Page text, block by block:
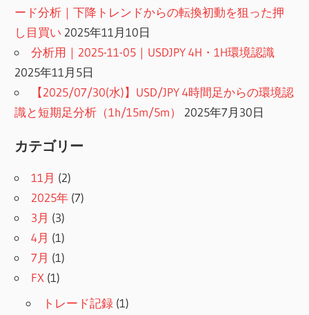
ード分析｜下降トレンドからの転換初動を狙った押
し目買い 2025年11月10日
分析用｜2025-11-05｜USDJPY 4H・1H環境認識
2025年11月5日
【2025/07/30(水)】USD/JPY 4時間足からの環境認
識と短期足分析（1h/15m/5m）
2025年7月30日
カテゴリー
11月 (2)
2025年 (7)
3月 (3)
4月 (1)
7月 (1)
FX (1)
トレード記録 (1)